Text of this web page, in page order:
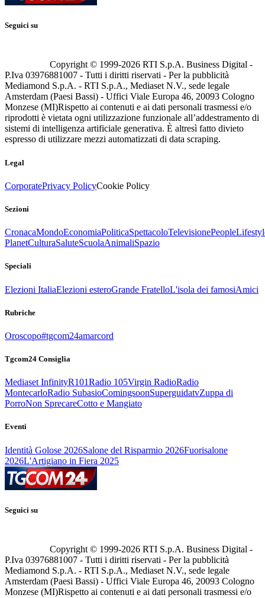
Seguici su
Copyright © 1999-2026 RTI S.p.A. Business Digital -
P.Iva 03976881007 - Tutti i diritti riservati - Per la pubblicità
Mediamond S.p.A. - RTI S.p.A., Mediaset N.V., sede legale
Amsterdam (Paesi Bassi) - Uffici Viale Europa 46, 20093 Cologno
Monzese (MI)Rispetto ai contenuti e ai dati personali trasmessi e/o
riprodotti è vietata ogni utilizzazione funzionale all’addestramento di
sistemi di intelligenza artificiale generativa. È altresì fatto divieto
espresso di utilizzare mezzi automatizzati di data scraping.
Legal
CorporatePrivacy PolicyCookie Policy
Sezioni
CronacaMondoEconomiaPoliticaSpettacoloTelevisionePeople
PlanetCulturaSaluteScuolaAnimaliSpazio
Speciali
Elezioni ItaliaElezioni esteroGrande FratelloL'isola dei famosiAmici
Rubriche
Oroscopo#tgcom24amarcord
Tgcom24 Consiglia
Mediaset InfinityR101Radio 105Virgin RadioRadio
MontecarloRadio SubasioComingsoonSuperguidatvZuppa di
PorroNon SprecareCotto e Mangiato
Eventi
Identità Golose 2026Salone del Risparmio 2026Fuorisalone
2026L'Artigiano in Fiera 2025
Seguici su
Copyright © 1999-2026 RTI S.p.A. Business Digital -
P.Iva 03976881007 - Tutti i diritti riservati - Per la pubblicità
Mediamond S.p.A. - RTI S.p.A., Mediaset N.V., sede legale
Amsterdam (Paesi Bassi) - Uffici Viale Europa 46, 20093 Cologno
Monzese (MI)Rispetto ai contenuti e ai dati personali trasmessi e/o